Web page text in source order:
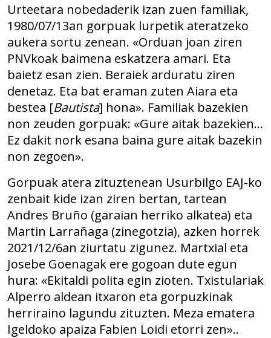
Urteetara nobedaderik izan zuen familiak,
1980/07/13an gorpuak lurpetik ateratzeko
aukera sortu zenean. «Orduan joan ziren
PNVkoak baimena eskatzera amari. Eta
baietz esan zien. Beraiek arduratu ziren
denetaz. Eta bat eraman zuten Aiara eta
bestea [Bautista] hona». Familiak bazekien
non zeuden gorpuak: «Gure aitak bazekien…
Ez dakit nork esana baina gure aitak bazekin
non zegoen».
Gorpuak atera zituztenean Usurbilgo EAJ-ko
zenbait kide izan ziren bertan, tartean
Andres Bruño (garaian herriko alkatea) eta
Martin Larrañaga (zinegotzia), azken horrek
2021/12/6an ziurtatu zigunez. Martxial eta
Josebe Goenagak ere gogoan dute egun
hura: «Ekitaldi polita egin zioten. Txistulariak
Alperro aldean itxaron eta gorpuzkinak
herriraino lagundu zituzten. Meza ematera
Igeldoko apaiza Fabien Loidi etorri zen»..